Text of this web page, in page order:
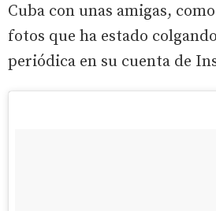
Cuba con unas amigas,
fotos que ha estado
periódica en su cuenta de